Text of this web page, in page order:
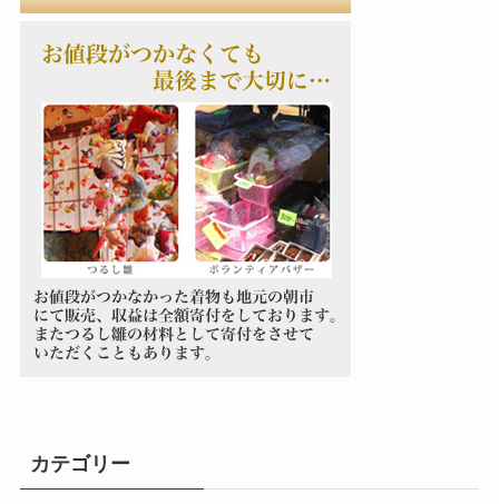
カテゴリー